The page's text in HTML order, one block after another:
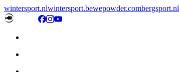
wintersport.nlwintersport.bewepowder.combergsport.nl